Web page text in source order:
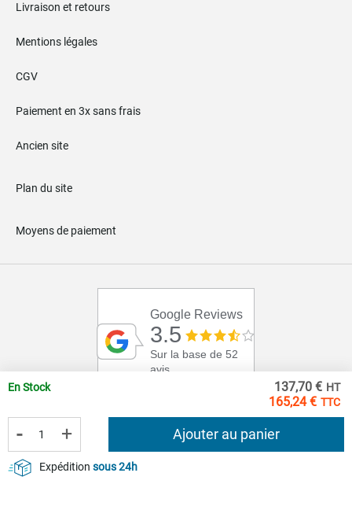
165,24 €
137,70 €
En Stock
- + Ajouter au panier
Expédition sous 24h
Livraison et retours
Mentions légales
CGV
Paiement en 3x sans frais
Ancien site
Plan du site
Moyens de paiement
Google Reviews
3.5
Sur la base de 52
avis